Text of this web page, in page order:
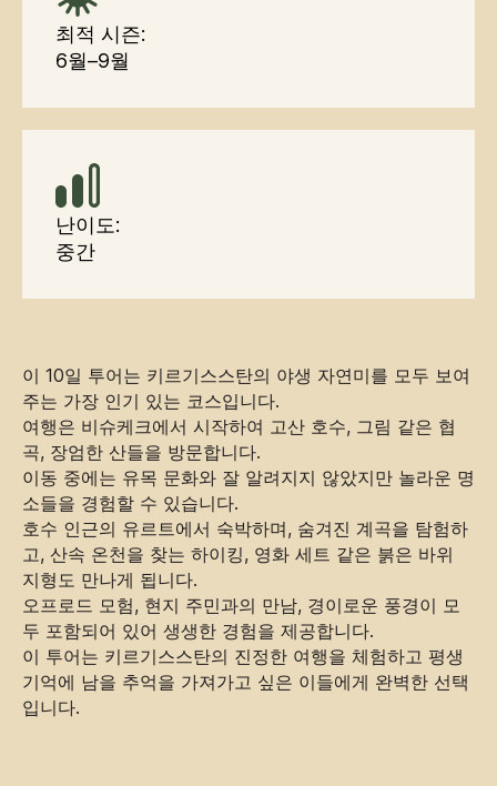
최적 시즌:
6월–9월
난이도:
중간
이 10일 투어는 키르기스스탄의 야생 자연미를 모두 보여
주는 가장 인기 있는 코스입니다.
여행은 비슈케크에서 시작하여 고산 호수, 그림 같은 협
곡, 장엄한 산들을 방문합니다.
이동 중에는 유목 문화와 잘 알려지지 않았지만 놀라운 명
소들을 경험할 수 있습니다.
호수 인근의 유르트에서 숙박하며, 숨겨진 계곡을 탐험하
고, 산속 온천을 찾는 하이킹, 영화 세트 같은 붉은 바위
지형도 만나게 됩니다.
오프로드 모험, 현지 주민과의 만남, 경이로운 풍경이 모
두 포함되어 있어 생생한 경험을 제공합니다.
이 투어는 키르기스스탄의 진정한 여행을 체험하고 평생
기억에 남을 추억을 가져가고 싶은 이들에게 완벽한 선택
입니다.